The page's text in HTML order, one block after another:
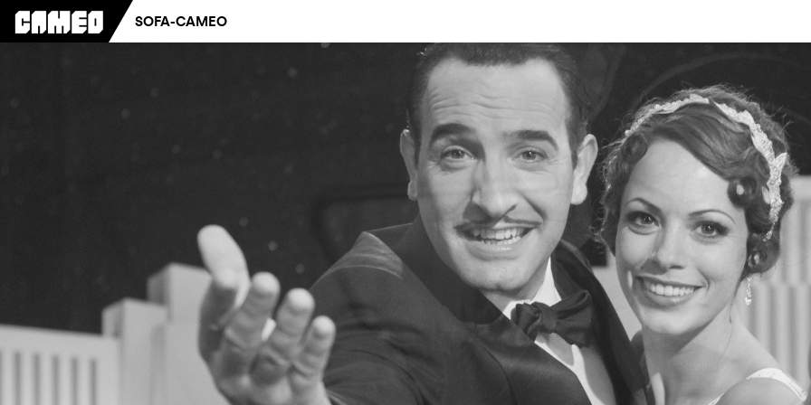
SOFA-CAMEO